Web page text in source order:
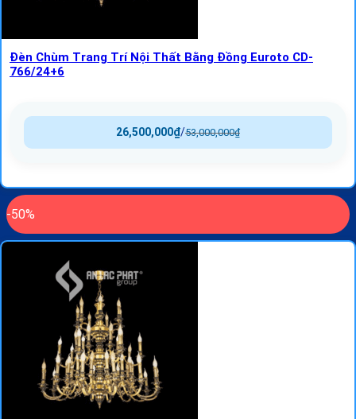
Đèn Chùm Trang Trí Nội Thất Bằng Đồng Euroto CD-
766/24+6
53,000,000₫
/
26,500,000₫
-50%